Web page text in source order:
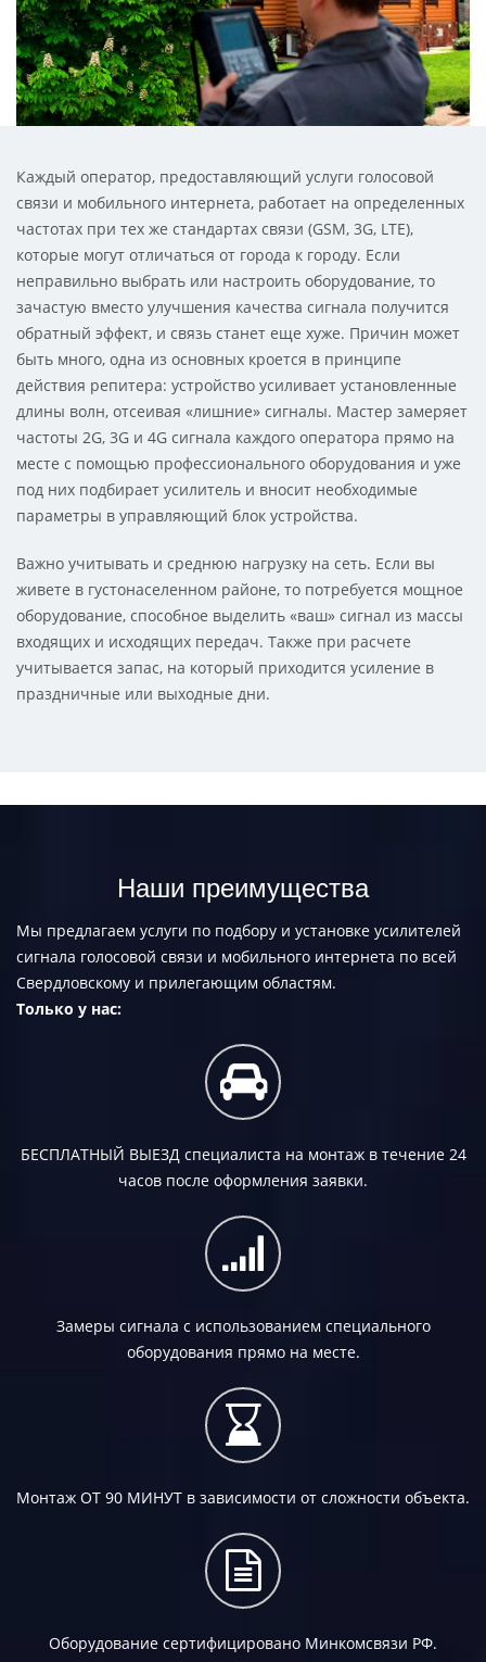
Каждый оператор, предоставляющий услуги голосовой
связи и мобильного интернета, работает на определенных
частотах при тех же стандартах связи (GSM, 3G, LTE),
которые могут отличаться от города к городу. Если
неправильно выбрать или настроить оборудование, то
зачастую вместо улучшения качества сигнала получится
обратный эффект, и связь станет еще хуже. Причин может
быть много, одна из основных кроется в принципе
действия репитера: устройство усиливает установленные
длины волн, отсеивая «лишние» сигналы. Мастер замеряет
частоты 2G, 3G и 4G сигнала каждого оператора прямо на
месте с помощью профессионального оборудования и уже
под них подбирает усилитель и вносит необходимые
параметры в управляющий блок устройства.
Важно учитывать и среднюю нагрузку на сеть. Если вы
живете в густонаселенном районе, то потребуется мощное
оборудование, способное выделить «ваш» сигнал из массы
входящих и исходящих передач. Также при расчете
учитывается запас, на который приходится усиление в
праздничные или выходные дни.
Наши преимущества
Мы предлагаем услуги по подбору и установке усилителей
сигнала голосовой связи и мобильного интернета по всей
Свердловскому и прилегающим областям.
Только у нас:
БЕСПЛАТНЫЙ ВЫЕЗДспециалиста на монтаж в течение 24
часов после оформления заявки.
Замеры сигнала с использованием специального
оборудования прямо на месте.
Монтаж ОТ 90 МИНУТ в зависимости от сложности объекта.
Оборудование сертифицировано Минкомсвязи РФ.